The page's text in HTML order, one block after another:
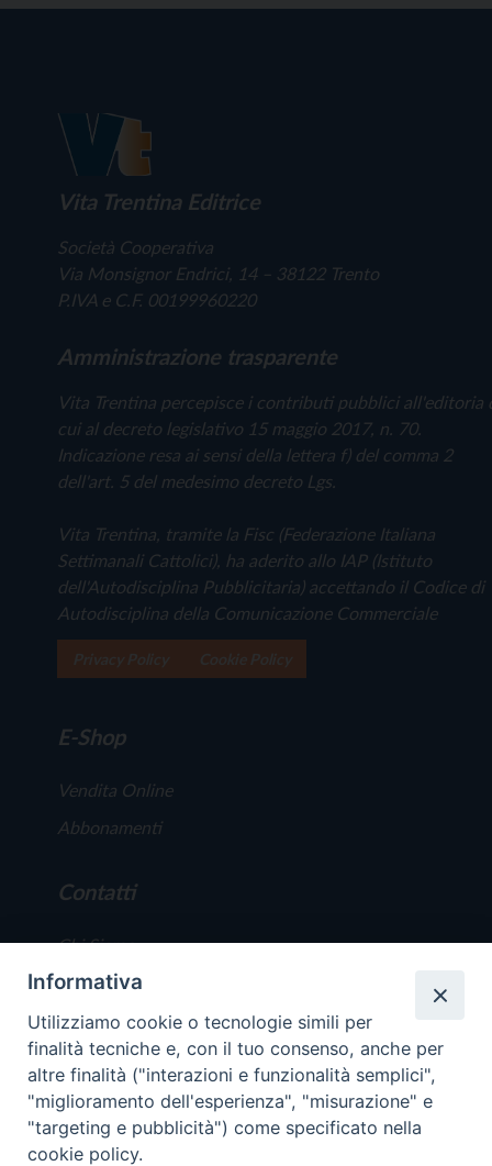
Vita Trentina Editrice
Società Cooperativa
Via Monsignor Endrici, 14 – 38122 Trento
P.IVA e C.F. 00199960220
Amministrazione trasparente
Vita Trentina percepisce i contributi pubblici all'editoria
cui al decreto legislativo 15 maggio 2017, n. 70.
Indicazione resa ai sensi della lettera f) del comma 2
dell'art. 5 del medesimo decreto Lgs.
Vita Trentina, tramite la Fisc (Federazione Italiana
Settimanali Cattolici), ha aderito allo IAP (Istituto
dell'Autodisciplina Pubblicitaria) accettando il Codice di
Autodisciplina della Comunicazione Commerciale
E-Shop
Vendita Online
Abbonamenti
Contatti
Chi Siamo
Redazione
Scrivici
Copyright © 2019 - Tutti i diritti riservati - Vita
Informativa
Utilizziamo cookie o tecnologie simili per
finalità tecniche e, con il tuo consenso, anche per
altre finalità ("interazioni e funzionalità semplici",
"miglioramento dell'esperienza", "misurazione" e
"targeting e pubblicità") come specificato nella
cookie policy.